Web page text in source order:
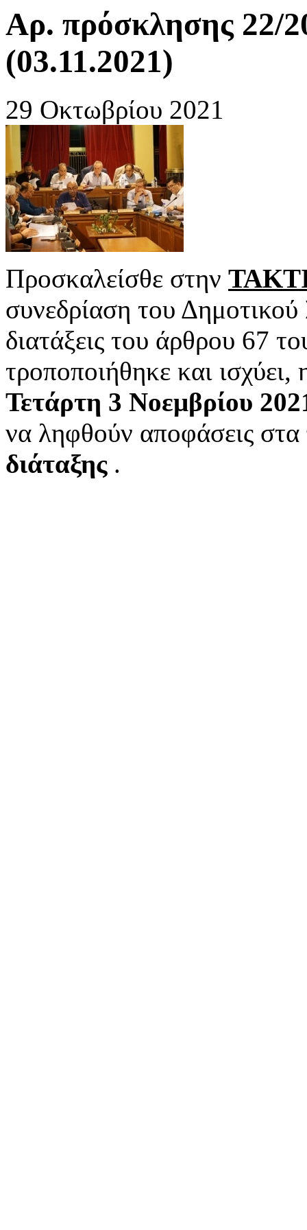
Αρ. πρόσκλησης 22/
(03.11.2021)
29 Οκτωβρίου 2021
Προσκαλείσθε στην
συνεδρίαση του
διατάξεις του άρθρου 67
τροποποιήθηκε και
Τετάρτη 3 Νοεμβρίου
να ληφθούν αποφάσεις
διάταξης .